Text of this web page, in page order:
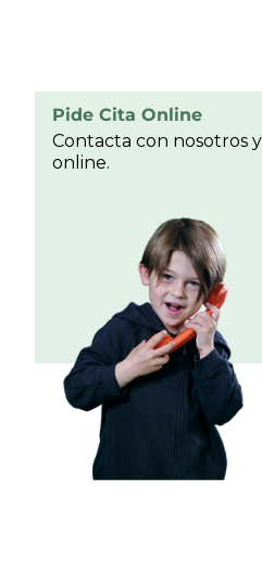
Pide Cita Online
Contacta con nosotros
online.